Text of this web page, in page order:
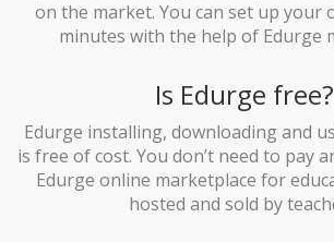
on the market. You can set up your
minutes with the help of Edurge
Is Edurge free?
Edurge installing, downloading and
is free of cost. You don’t need to pay
Edurge online marketplace for
hosted and sold by